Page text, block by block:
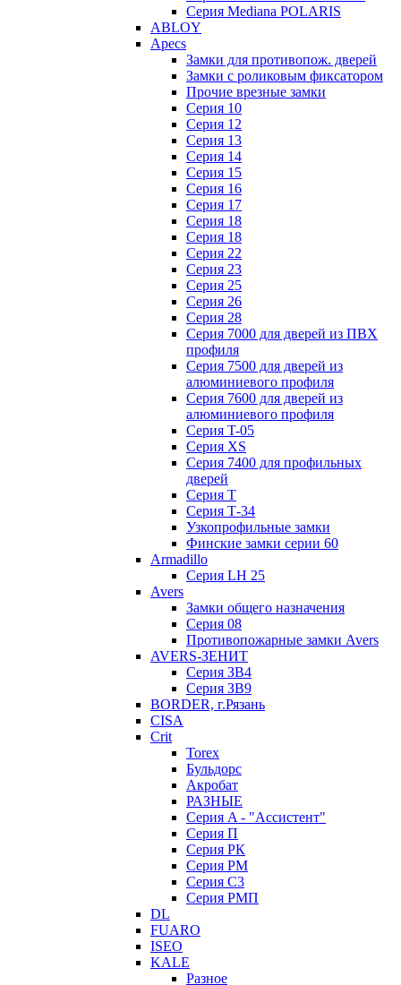
Серия Mediana POLARIS
ABLOY
Apecs
Замки для противопож. дверей
Замки с роликовым фиксатором
Прочие врезные замки
Серия 10
Серия 12
Серия 13
Серия 14
Серия 15
Серия 16
Серия 17
Серия 18
Серия 18
Серия 22
Серия 23
Серия 25
Серия 26
Серия 28
Серия 7000 для дверей из ПВХ
профиля
Серия 7500 для дверей из
алюминиевого профиля
Серия 7600 для дверей из
алюминиевого профиля
Серия T-05
Серия XS
Серия 7400 для профильных
дверей
Серия Т
Серия Т-34
Узкопрофильные замки
Финские замки серии 60
Armadillo
Серия LH 25
Avers
Замки общего назначения
Серия 08
Противопожарные замки Avers
AVERS-ЗЕНИТ
Серия ЗВ4
Серия ЗВ9
BORDER, г.Рязань
CISA
Crit
Torex
Бульдорс
Акробат
РАЗНЫЕ
Серия A - "Ассистент"
Серия П
Серия РК
Серия РМ
Серия С3
Серия РМП
DL
FUARO
ISEO
KALE
Разное